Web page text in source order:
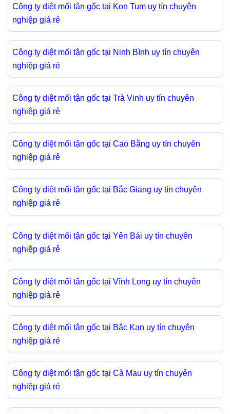
Công ty diệt mối tận gốc tại Kon Tum uy tín chuyên
nghiệp giá rẻ
Công ty diệt mối tận gốc tại Ninh Bình uy tín chuyên
nghiệp giá rẻ
Công ty diệt mối tận gốc tại Trà Vinh uy tín chuyên
nghiệp giá rẻ
Công ty diệt mối tận gốc tại Cao Bằng uy tín chuyên
nghiệp giá rẻ
Công ty diệt mối tận gốc tại Bắc Giang uy tín chuyên
nghiệp giá rẻ
Công ty diệt mối tận gốc tại Yên Bái uy tín chuyên
nghiệp giá rẻ
Công ty diệt mối tận gốc tại Vĩnh Long uy tín chuyên
nghiệp giá rẻ
Công ty diệt mối tận gốc tại Bắc Kạn uy tín chuyên
nghiệp giá rẻ
Công ty diệt mối tận gốc tại Cà Mau uy tín chuyên
nghiệp giá rẻ